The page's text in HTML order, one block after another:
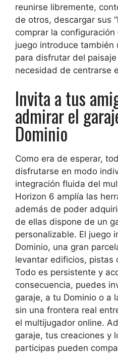
reunirse libremente,
de otros, descargar sus
comprar la
juego introduce también
para disfrutar del
necesidad de centrarse
Invita a tus
admirar el
Dominio
Como era de esperar,
disfrutarse en modo
integración fluida del
Horizon 6 amplía las
además de poder
de ellas dispone de un
personalizable. El juego
Dominio, una gran
levantar edificios, pistas
Todo es persistente y
consecuencia, puedes
garaje, a tu Dominio o a
sin una frontera real
el multijugador online.
garaje, tus creaciones y
participas pueden